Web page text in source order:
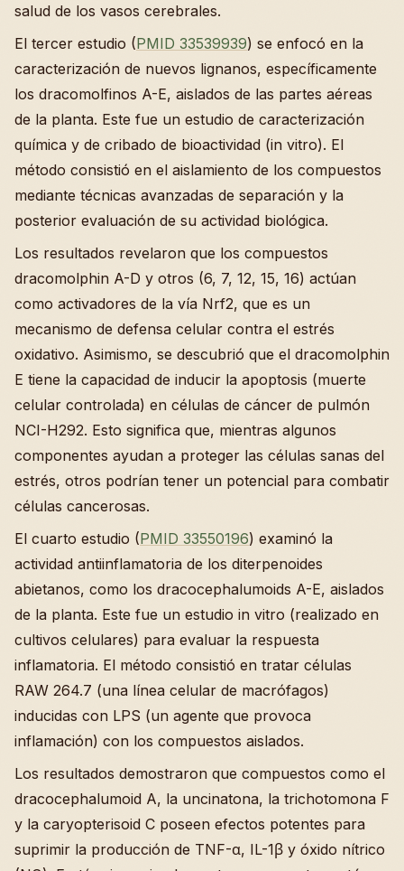
salud de los vasos cerebrales.
El tercer estudio (PMID 33539939) se enfocó en la
caracterización de nuevos lignanos, específicamente
los dracomolfinos A-E, aislados de las partes aéreas
de la planta. Este fue un estudio de caracterización
química y de cribado de bioactividad (in vitro). El
método consistió en el aislamiento de los compuestos
mediante técnicas avanzadas de separación y la
posterior evaluación de su actividad biológica.
Los resultados revelaron que los compuestos
dracomolphin A-D y otros (6, 7, 12, 15, 16) actúan
como activadores de la vía Nrf2, que es un
mecanismo de defensa celular contra el estrés
oxidativo. Asimismo, se descubrió que el dracomolphin
E tiene la capacidad de inducir la apoptosis (muerte
celular controlada) en células de cáncer de pulmón
NCI-H292. Esto significa que, mientras algunos
componentes ayudan a proteger las células sanas del
estrés, otros podrían tener un potencial para combatir
células cancerosas.
El cuarto estudio (PMID 33550196) examinó la
actividad antiinflamatoria de los diterpenoides
abietanos, como los dracocephalumoids A-E, aislados
de la planta. Este fue un estudio in vitro (realizado en
cultivos celulares) para evaluar la respuesta
inflamatoria. El método consistió en tratar células
RAW 264.7 (una línea celular de macrófagos)
inducidas con LPS (un agente que provoca
inflamación) con los compuestos aislados.
Los resultados demostraron que compuestos como el
dracocephalumoid A, la uncinatona, la trichotomona F
y la caryopterisoid C poseen efectos potentes para
suprimir la producción de TNF-α, IL-1β y óxido nítrico